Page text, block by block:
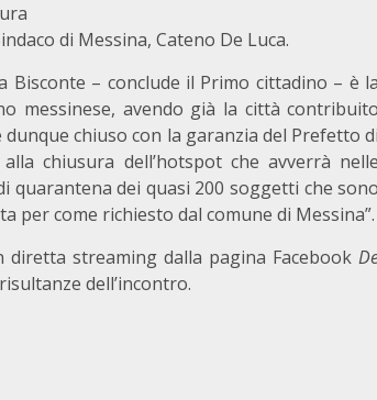
di Messina, Cateno De Luca.
Bisconte – conclude il Primo cittadino – è
messinese, avendo già la città
chiuso con la garanzia del Prefetto
chiusura dell’hotspot che avverrà
quarantena dei quasi 200 soggetti che
come richiesto dal comune di Messina”.
streaming dalla pagina Facebook
dell’incontro.